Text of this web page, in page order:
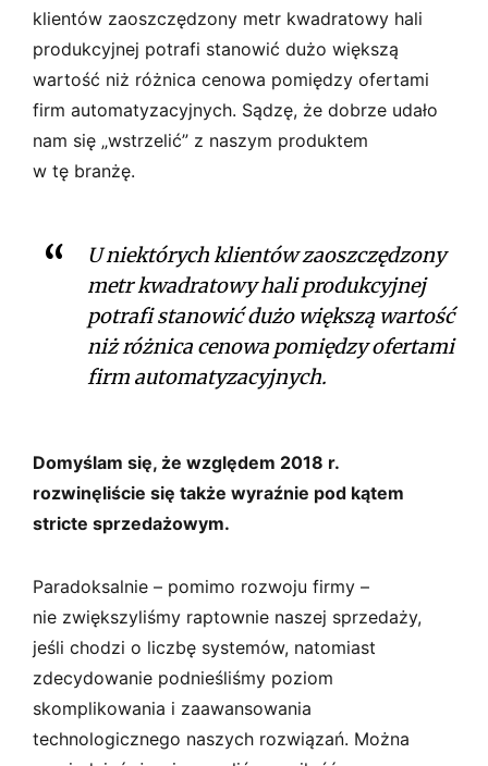
klientów zaoszczędzony metr kwadratowy hali
produkcyjnej potrafi stanowić dużo większą
wartość niż różnica cenowa pomiędzy ofertami
firm automatyzacyjnych. Sądzę, że dobrze udało
nam się „wstrzelić” z naszym produktem
w tę branżę.
U niektórych klientów zaoszczędzony
metr kwadratowy hali produkcyjnej
potrafi stanowić dużo większą wartość
niż różnica cenowa pomiędzy ofertami
firm automatyzacyjnych.
Domyślam się, że względem 2018 r.
rozwinęliście się także wyraźnie pod kątem
stricte sprzedażowym.
Paradoksalnie – pomimo rozwoju firmy –
nie zwiększyliśmy raptownie naszej sprzedaży,
jeśli chodzi o liczbę systemów, natomiast
zdecydowanie podnieśliśmy poziom
skomplikowania i zaawansowania
technologicznego naszych rozwiązań. Można